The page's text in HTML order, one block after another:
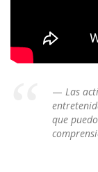
Las
que